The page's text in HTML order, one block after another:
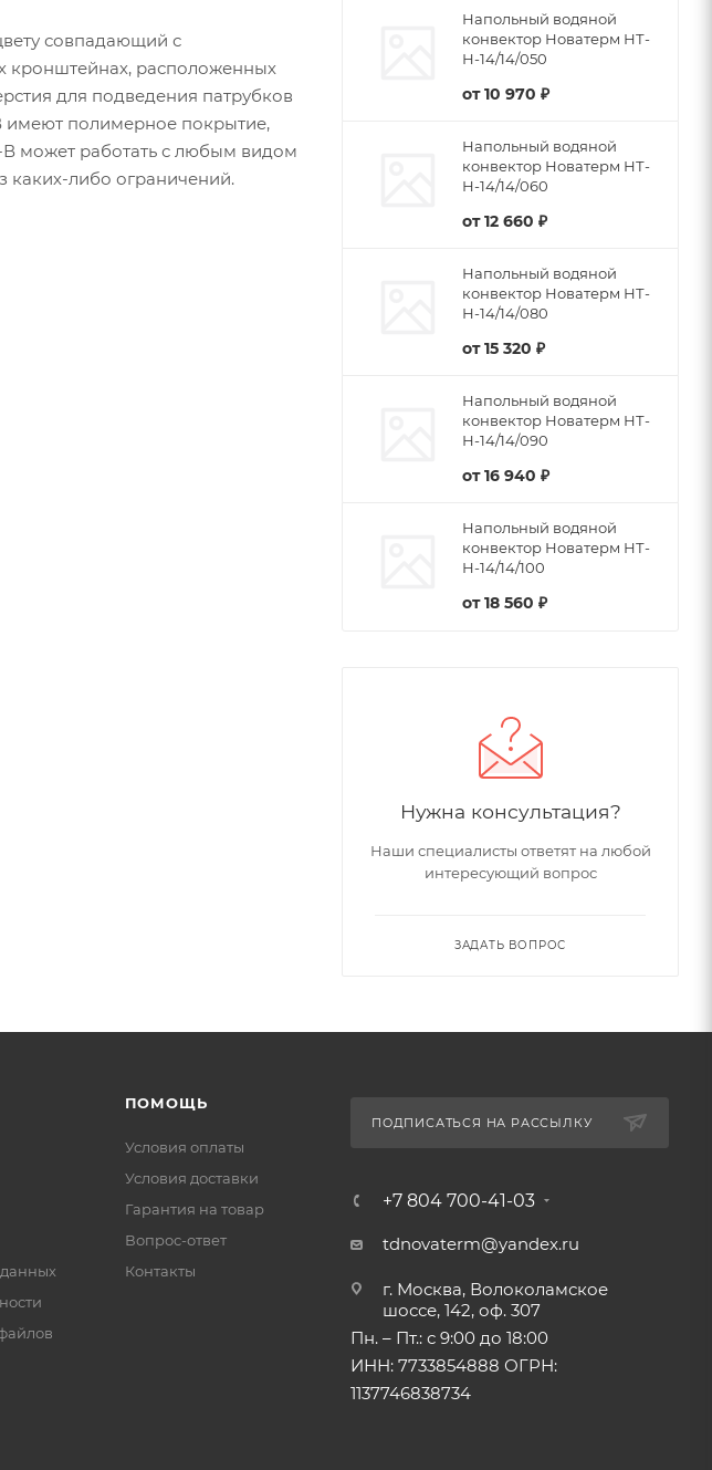
совпадающий с
кронштейнах, расположенных
для подведения патрубков
имеют полимерное покрытие,
может работать с любым видом
каких-либо ограничений.
Напольный водяной
конвектор Новатерм НТ-
Н-14/14/050
от10 970 ₽
Напольный водяной
конвектор Новатерм НТ-
Н-14/14/060
от12 660 ₽
Напольный водяной
конвектор Новатерм НТ-
Н-14/14/080
от15 320 ₽
Напольный водяной
конвектор Новатерм НТ-
Н-14/14/090
от16 940 ₽
Напольный водяной
конвектор Новатерм НТ-
Н-14/14/100
от18 560 ₽
Нужна консультация?
Наши специалисты ответят на любой
интересующий вопрос
ЗАДАТЬ ВОПРОС
ПОМОЩЬ
Условия оплаты
Условия доставки
Гарантия на товар
Вопрос-ответ
Контакты
ПОДПИСАТЬСЯ НА РАССЫЛКУ
+7 804 700-41-03
tdnovaterm@yandex.ru
г. Москва, Волоколамское
шоссе, 142, оф. 307
Пн. – Пт.: с 9:00 до 18:00
ИНН: 7733854888 ОГРН:
1137746838734